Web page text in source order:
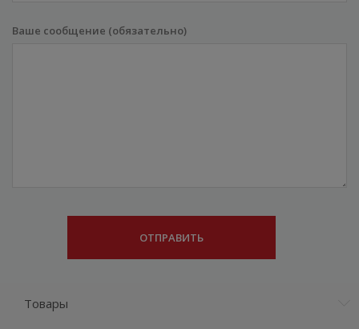
Ваше сообщение (обязательно)
Товары